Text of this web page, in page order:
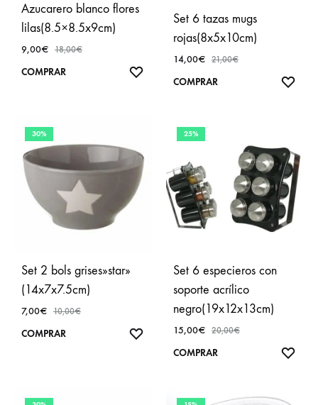
Azucarero blanco flores
lilas(8.5×8.5x9cm)
9,00€ 18,00€
COMPRAR
Set 6 tazas mugs
rojas(8x5x10cm)
14,00€ 21,00€
COMPRAR
30%
Set 2 bols grises»star»
(14x7x7.5cm)
7,00€ 10,00€
COMPRAR
AÑADIR
25%
Set 6 especieros con
soporte acrílico
negro(19x12x13cm)
15,00€ 20,00€
COMPRAR